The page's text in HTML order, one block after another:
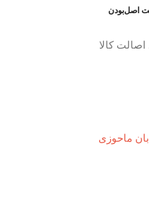
اصل‌بودن
اصالت کالا
ماحوزی